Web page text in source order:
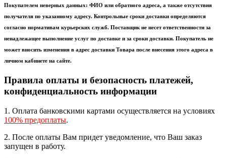
Покупателем неверных данных: ФИО или обратного адреса, а также отсутствия
получателя по указанному адресу. Контрольные сроки доставки определяются
согласно нормативам курьерских служб. Поставщик не несет ответственности за
ненадлежащее выполнение услуг по доставке и за сроки доставки. Покупатель не
может вносить изменения в адрес доставки Товара после внесения этого адреса в
личном кабинете на сайте.
Правила оплаты и безопасность платежей,
конфиденциальность информации
1. Оплата банковскими картами осуществляется на условиях
100% предоплаты.
2. После оплаты Вам придет уведомление, что Ваш заказ
запущен в работу.